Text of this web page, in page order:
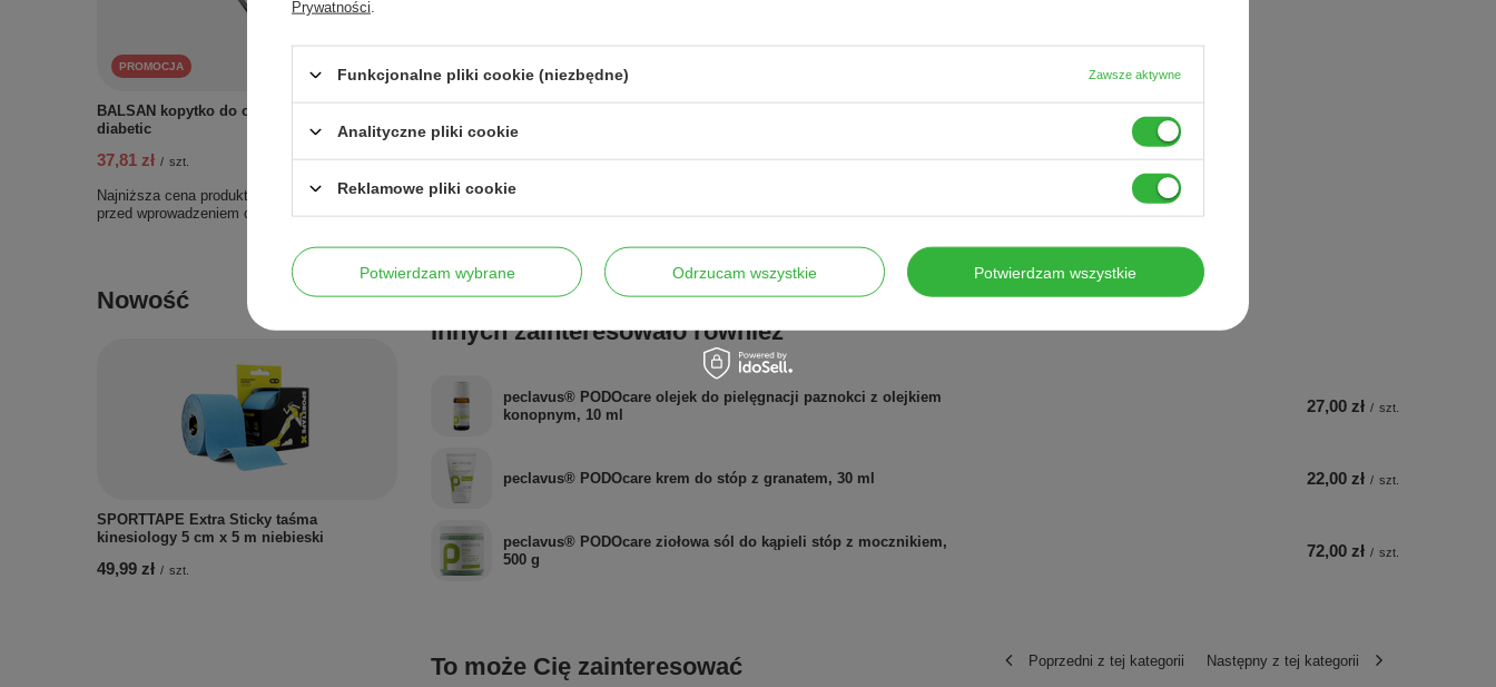
PROMOCJA
BALSAN kopytko do odsuwania skórek,
diabetic
37,81 zł / szt.
Najniższa cena produktu w okresie 30 dni
przed wprowadzeniem obniżki:
Nowość
SPORTTAPE Extra Sticky taśma
kinesiology 5 cm x 5 m niebieski
49,99 zł / szt.
Innych zainteresowało również
peclavus® PODOcare olejek do pielęgnacji paznokci z olejkiem
konopnym, 10 ml
27,00 zł / szt.
peclavus® PODOcare krem do stóp z granatem, 30 ml 22,00 zł / szt.
peclavus® PODOcare ziołowa sól do kąpieli stóp z mocznikiem,
500 g
72,00 zł / szt.
To może Cię zainteresować Poprzedni z tej kategorii Następny z tej kategorii
Prywatności
Funkcjonalne pliki cookie (niezbędne) Zawsze aktywne
Analityczne pliki cookie
Reklamowe pliki cookie
Potwierdzam wybrane Odrzucam wszystkie Potwierdzam wszystkie